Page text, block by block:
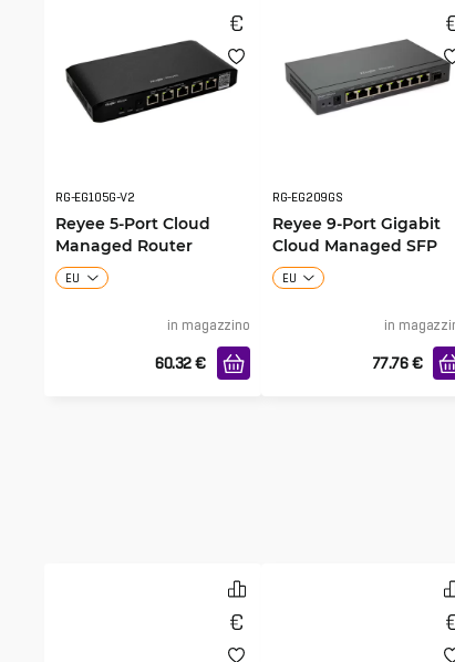
RG-EG105G-V2
Reyee 5-Port Cloud
Managed Router
EU
in magazzino
60.32 €
RG-EG209GS
Reyee 9-Port Gigabit
Cloud Managed SFP
Router
EU
in
77.76 €